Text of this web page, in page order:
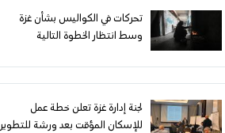
تحركات في الكواليس بشأن غزة
وسط انتظار الخطوة التالية
لجنة إدارة غزة تعلن خطة عمل
للإسكان المؤقت بعد ورشة للتطوير